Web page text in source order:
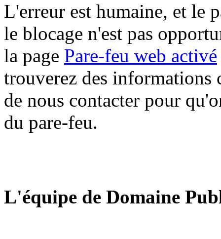
L'erreur est humaine, et le
le blocage n'est pas
la page Pare-feu web activé
trouverez des informations
de nous contacter pour
du pare-feu.
L'équipe de Domaine